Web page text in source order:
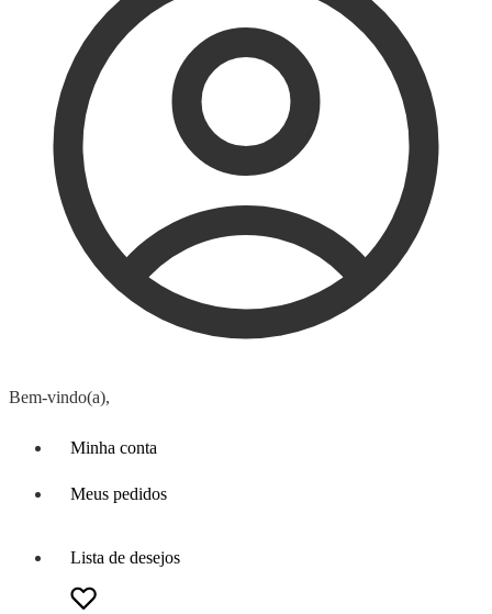
Bem-vindo(a),
Minha conta
Meus pedidos
Lista de desejos